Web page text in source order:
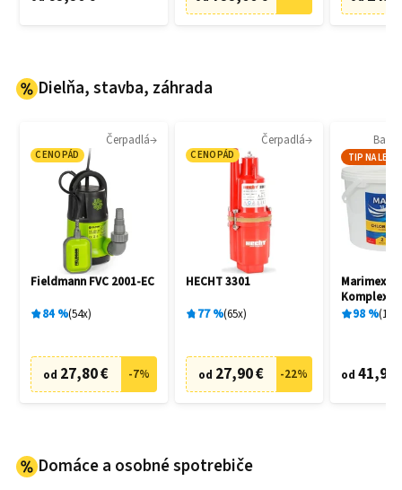
Dielňa, stavba, záhrada
Čerpadlá
CENOPÁD
Fieldmann FVC 2001-EC
84% 54x
od 27,80 € -7%
Čerpadlá
CENOPÁD
HECHT 3301
77% 65x
od 27,90 € -22%
TIP NA LETO
Marimex
Komplex
98% 18
od 41,96
Domáce a osobné spotrebiče